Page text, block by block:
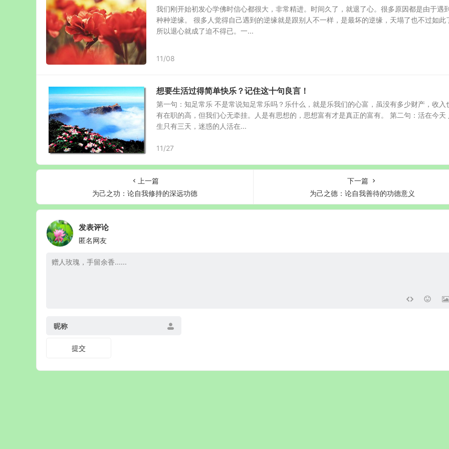
我们刚开始初发心学佛时信心都很大，非常精进。时间久了，就退了心。很多原因都是由于遇
种种逆缘。 很多人觉得自己遇到的逆缘就是跟别人不一样，是最坏的逆缘，天塌了也不过如此
所以退心就成了迫不得已。一...
11/08
想要生活过得简单快乐？记住这十句良言！
第一句：知足常乐 不是常说知足常乐吗？乐什么，就是乐我们的心富，虽没有多少财产，收入
有在职的高，但我们心无牵挂。人是有思想的，思想富有才是真正的富有。 第二句：活在今天
生只有三天，迷惑的人活在...
11/27
上一篇
为己之功：论自我修持的深远功德
下一篇
为己之德：论自我善待的功德意义
发表评论
匿名网友
昵称